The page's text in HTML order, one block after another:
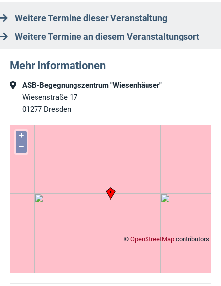
Weitere Termine dieser Veranstaltung
Weitere Termine an diesem Veranstaltungsort
Mehr Informationen
ASB-Begegnungszentrum "Wiesenhäuser"
Wiesenstraße 17
01277 Dresden
+
−
© OpenStreetMap contributors